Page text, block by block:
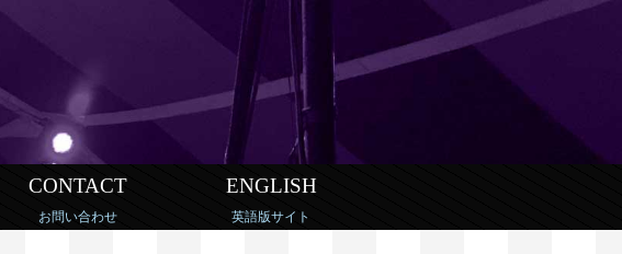
CONTACT
お問い合わせ
ENGLISH
英語版サイト